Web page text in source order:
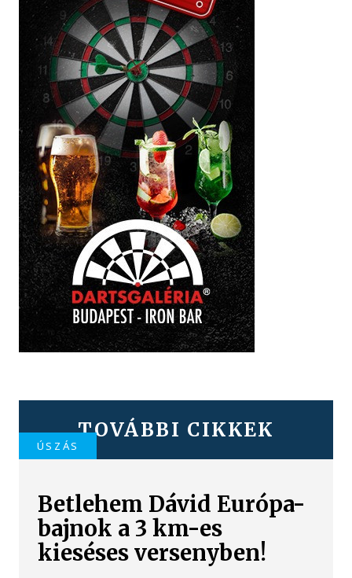
TOVÁBBI CIKKEK
ÚSZÁS
Betlehem Dávid Európa-
bajnok a 3 km-es
kieséses versenyben!